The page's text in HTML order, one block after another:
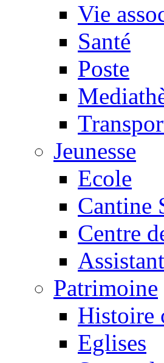
Vie
Santé
Poste
Jeunesse
Ecole
Cantine
Centre
Patrimoine
Histoire
Eglises